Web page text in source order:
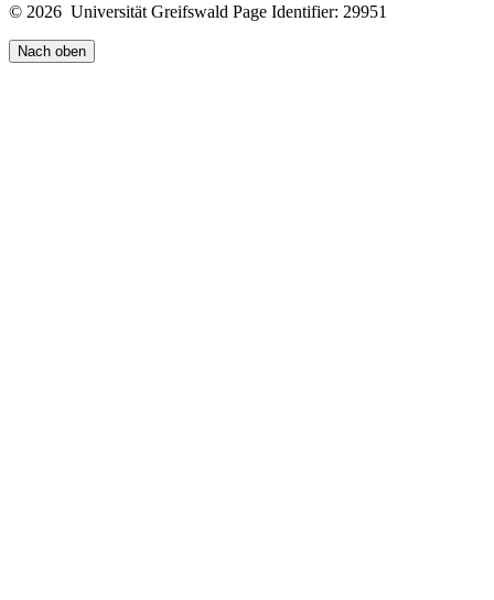
© 2026 Universität Greifswald Page Identifier: 29951
Nach oben